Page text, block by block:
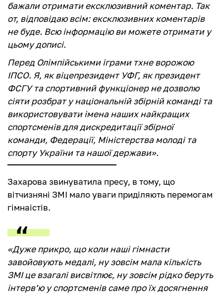
бажали отримати ексклюзивний коментар. Так
от, відповідаю всім: ексклюзивних коментарів
не буде. Всю інформацію ви можете отримати у
цьому дописі.
Перед Олімпійськими іграми тхне ворожою
ІПСО. Я, як віцепрезидент УФГ, як президент
ФСГУ та спортивний функціонер не дозволю
сіяти розбрат у національній збірній команді та
використовувати імена наших найкращих
спортсменів для дискредитації збірної
команди, Федерації, Міністерства молоді та
спорту України та нашої держави».
Захарова звинуватила пресу, в тому, що
вітчизняні ЗМІ мало уваги приділяють перемогам
гімнаістів.
«Дуже прикро, що коли наші гімнасти
завойовують медалі, ну зовсім мала кількість
ЗМІ це взагалі висвітлює, ну зовсім рідко беруть
інтерв’ю у спортсменів саме про їх досягнення